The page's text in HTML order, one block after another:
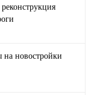
новостройки